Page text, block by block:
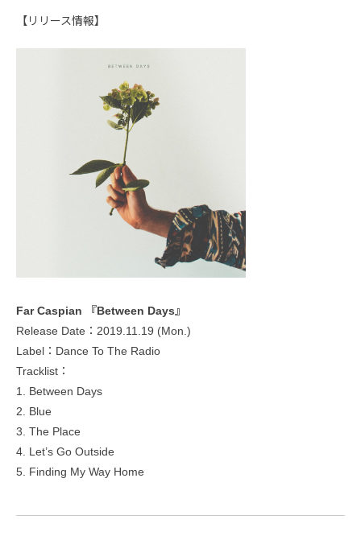
【リリース情報】
Far Caspian 『Between Days』
Release Date：2019.11.19 (Mon.)
Label：Dance To The Radio
Tracklist：
1. Between Days
2. Blue
3. The Place
4. Let’s Go Outside
5. Finding My Way Home